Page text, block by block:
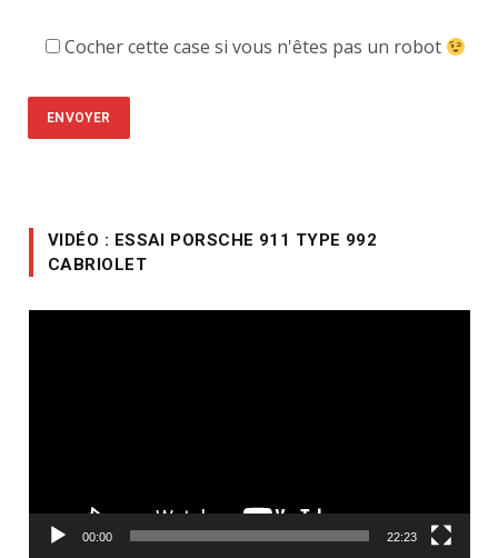
Cocher cette case si vous n'êtes pas un robot
VIDÉO : ESSAI PORSCHE 911 TYPE 992
CABRIOLET
00:00 22:23